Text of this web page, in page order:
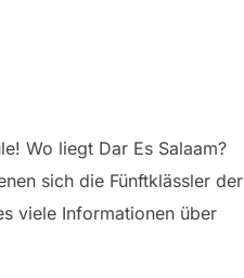
Wo liegt Dar Es Salaam?
sich die Fünftklässler der
viele Informationen über